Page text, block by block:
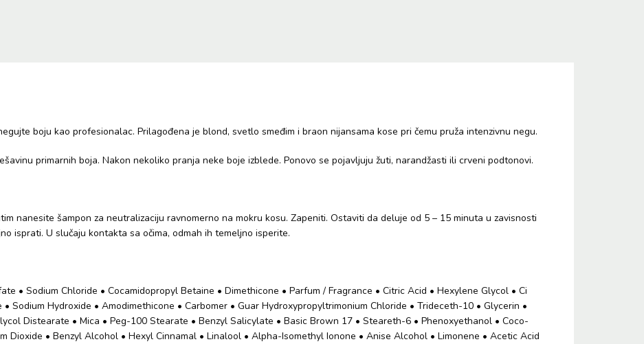
boju kao profesionalac. Prilagođena je blond, svetlo smeđim i braon nijansama kose pri čemu pruža intenzivnu negu.
primarnih boja. Nakon nekoliko pranja neke boje izblede. Ponovo se pojavljuju žuti, narandžasti ili crveni podtonovi.
nanesite šampon za neutralizaciju ravnomerno na mokru kosu. Zapeniti. Ostaviti da deluje od 5 – 15 minuta u zavisnosti
isprati. U slučaju kontakta sa očima, odmah ih temeljno isperite.
• Sodium Chloride • Cocamidopropyl Betaine • Dimethicone • Parfum / Fragrance • Citric Acid • Hexylene Glycol • Ci
Sodium Hydroxide • Amodimethicone • Carbomer • Guar Hydroxypropyltrimonium Chloride • Trideceth-10 • Glycerin •
Distearate • Mica • Peg-100 Stearate • Benzyl Salicylate • Basic Brown 17 • Steareth-6 • Phenoxyethanol • Coco-
Dioxide • Benzyl Alcohol • Hexyl Cinnamal • Linalool • Alpha-Isomethyl Ionone • Anise Alcohol • Limonene • Acetic Acid